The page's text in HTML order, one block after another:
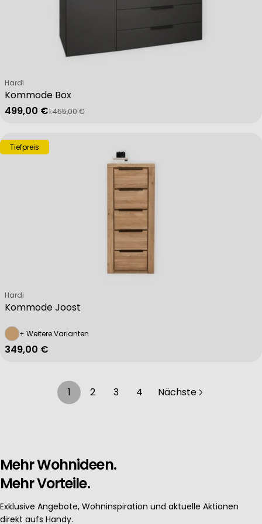
Kommode Box
Verkäufer:
Hardi
Verkaufspreis
499,00 €
Regulärer Preis
1.455,00 €
Tiefpreis
Kommode Joost
Verkäufer:
Hardi
+ Weitere Varianten
Regulärer Preis
349,00 €
1 2 3 4 Nächste
Mehr Wohnideen.
Mehr Vorteile.
Exklusive Angebote, Wohninspiration und aktuelle Aktionen
direkt aufs Handy.